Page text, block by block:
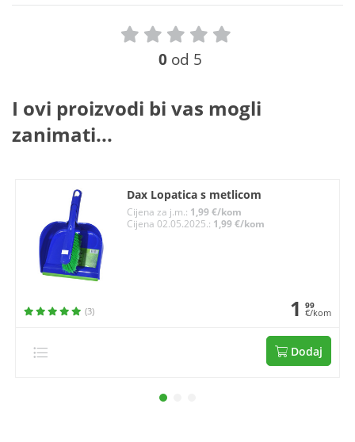
0 od 5
I ovi proizvodi bi vas mogli
zanimati...
Dax Lopatica s metlicom
Cijena za j.m.: 1,99 €/kom
Cijena 02.05.2025.: 1,99 €/kom
(3) 1 99
€/kom
Dodaj